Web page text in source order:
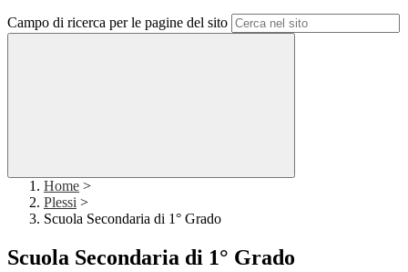
Campo di ricerca per le pagine del sito
Home >
Plessi >
Scuola Secondaria di 1° Grado
Scuola Secondaria di 1° Grado